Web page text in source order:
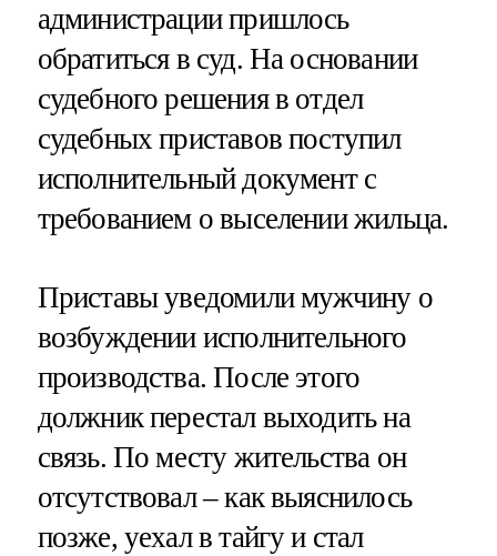
администрации пришлось
обратиться в суд. На основании
судебного решения в отдел
судебных приставов поступил
исполнительный документ с
требованием о выселении жильца.
Приставы уведомили мужчину о
возбуждении исполнительного
производства. После этого
должник перестал выходить на
связь. По месту жительства он
отсутствовал – как выяснилось
позже, уехал в тайгу и стал